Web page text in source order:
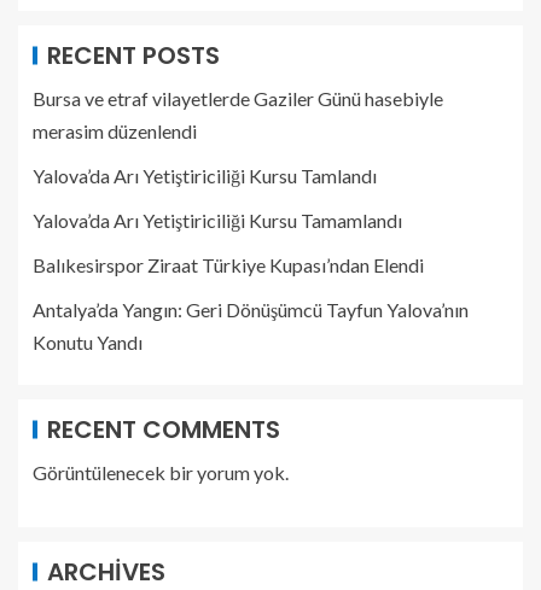
RECENT POSTS
Bursa ve etraf vilayetlerde Gaziler Günü hasebiyle
merasim düzenlendi
Yalova’da Arı Yetiştiriciliği Kursu Tamlandı
Yalova’da Arı Yetiştiriciliği Kursu Tamamlandı
Balıkesirspor Ziraat Türkiye Kupası’ndan Elendi
Antalya’da Yangın: Geri Dönüşümcü Tayfun Yalova’nın
Konutu Yandı
RECENT COMMENTS
Görüntülenecek bir yorum yok.
ARCHIVES